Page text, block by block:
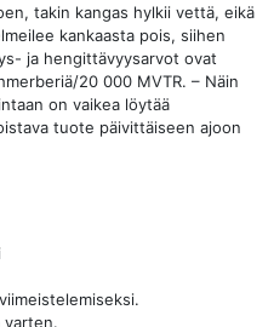
takin kangas hylkii vettä, eikä
kankaasta pois, siihen
ja hengittävyysarvot ovat
20 000 MVTR. – Näin
on vaikea löytää
tuote päivittäiseen ajoon
varten.